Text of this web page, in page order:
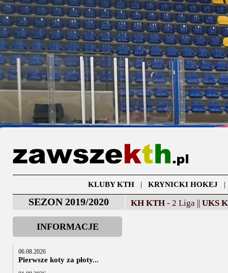
KLUBY KTH| KRYNICKI HOKEJ
SEZON 2019/2020 KH KTH - 2 Liga || UKS
INFORMACJE
06.08.2026
Pierwsze koty za płoty...